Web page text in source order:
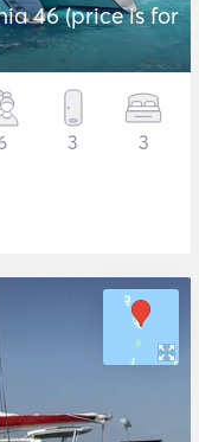
46 (price is for
3 3